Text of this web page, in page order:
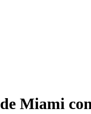
Miami